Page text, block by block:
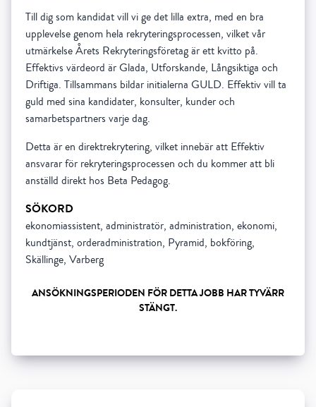
Till dig som kandidat vill vi ge det lilla extra, med en bra
upplevelse genom hela rekryteringsprocessen, vilket vår
utmärkelse Årets Rekryteringsföretag är ett kvitto på.
Effektivs värdeord är Glada, Utforskande, Långsiktiga och
Driftiga. Tillsammans bildar initialerna GULD. Effektiv vill ta
guld med sina kandidater, konsulter, kunder och
samarbetspartners varje dag.
Detta är en direktrekrytering, vilket innebär att Effektiv
ansvarar för rekryteringsprocessen och du kommer att bli
anställd direkt hos Beta Pedagog.
SÖKORD
ekonomiassistent, administratör, administration, ekonomi,
kundtjänst, orderadministration, Pyramid, bokföring,
Skällinge, Varberg
ANSÖKNINGSPERIODEN FÖR DETTA JOBB HAR TYVÄRR
STÄNGT.